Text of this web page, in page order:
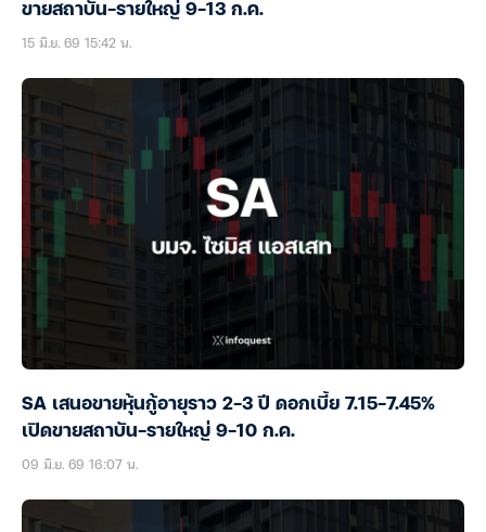
ขายสถาบัน-รายใหญ่ 9-13 ก.ค.
15 มิ.ย. 69 15:42 น.
SA เสนอขายหุ้นกู้อายุราว 2-3 ปี ดอกเบี้ย 7.15-7.45%
เปิดขายสถาบัน-รายใหญ่ 9-10 ก.ค.
09 มิ.ย. 69 16:07 น.